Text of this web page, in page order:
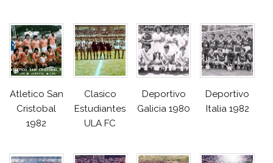
Atletico San
Cristobal
1982
Clasico
Estudiantes
ULA FC
Deportivo
Galicia 1980
Deportivo
Italia 1982